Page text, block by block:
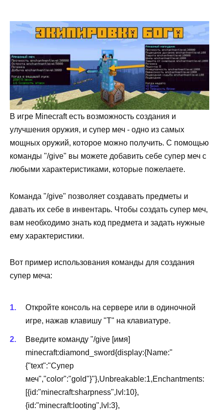
В игре Minecraft есть возможность создания и
улучшения оружия, и супер меч - одно из самых
мощных оружий, которое можно получить. С помощью
команды "/give" вы можете добавить себе супер меч с
любыми характеристиками, которые пожелаете.
Команда "/give" позволяет создавать предметы и
давать их себе в инвентарь. Чтобы создать супер меч,
вам необходимо знать код предмета и задать нужные
ему характеристики.
Вот пример использования команды для создания
супер меча:
Откройте консоль на сервере или в одиночной
игре, нажав клавишу "T" на клавиатуре.
Введите команду "/give [имя]
minecraft:diamond_sword{display:{Name:"
{"text":"Супер
меч","color":"gold"}"},Unbreakable:1,Enchantments:
[{id:"minecraft:sharpness",lvl:10},
{id:"minecraft:looting",lvl:3},